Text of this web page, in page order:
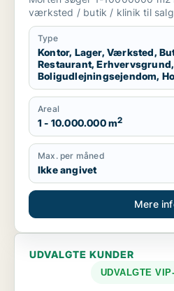
produktionslokaler til
Nordjylland
værksted / butik / klinik til salg
Type
Kontor, Lager, Værksted,
Restaurant, Erhvervsgrund,
Boligudlejningsejendom,
Produktionslokaler
Areal
1 - 10.000.000 m2
Max. per måned
Ikke angivet
Mere
UDVALGTE KUNDER
UDVALGTE